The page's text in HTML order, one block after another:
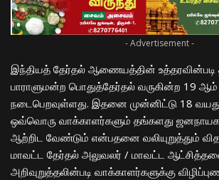
- Advertisement -
இந்தியத் தேர்தல் ஆணையத்தின் உத்தரவின்படி
பாராளுமன்ற பொதுத்தேர்தல் வருகின்ற 19 ஆம்
நடைபெறவுள்ளது. இதனை முன்னிட்டு 18
ஒவ்வொரு வாக்காளர்களும் தங்களது
ஆற்றிட வேண்டும் என்பதனை வலியுறுத்தும்
மாவட்ட தேர்தல் அலுவலர் / மாவட்ட
அறிவுறுத்தலின்படி வாக்காளர்களுக்கு